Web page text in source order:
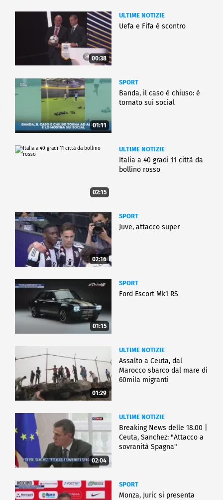
00:38
ULTIME NOTIZIE
Uefa e Fifa è scontro
01:11
SPORT
Banda, il caso è chiuso: è
tornato sui social
02:15
ULTIME NOTIZIE
Italia a 40 gradi 11 città da
bollino rosso
02:16
SPORT
Juve, attacco super
01:15
SPORT
Ford Escort Mk1 RS
01:29
ULTIME NOTIZIE
Assalto a Ceuta, dal
Marocco sbarco dal mare di
60mila migranti
02:04
ULTIME NOTIZIE
Breaking News delle 18.00 |
Ceuta, Sanchez: "Attacco a
sovranità Spagna"
SPORT
Monza, Juric si presenta